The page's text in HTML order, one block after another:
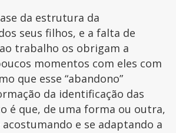
da estrutura da
seus filhos, e a falta de
trabalho os obrigam a
momentos com eles com
que esse “abandono”
da identificação das
é que, de uma forma ou outra,
acostumando e se adaptando a